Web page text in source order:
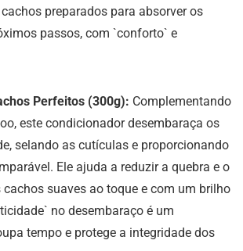
preparados para absorver os
passos, com `conforto` e
Perfeitos (300g): Complementando
este condicionador desembaraça os
selando as cutículas e proporcionando
Ele ajuda a reduzir a quebra e o
suaves ao toque e com um brilho
no desembaraço é um
tempo e protege a integridade dos